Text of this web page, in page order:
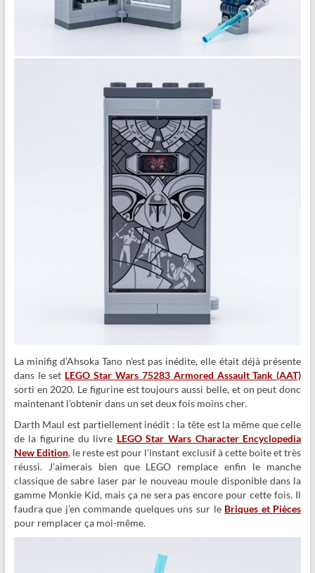
La minifig d’Ahsoka Tano n’est pas inédite, elle était déjà présente
dans le set LEGO Star Wars 75283 Armored Assault Tank (AAT)
sorti en 2020. Le figurine est toujours aussi belle, et on peut donc
maintenant l’obtenir dans un set deux fois moins cher.
Darth Maul est partiellement inédit : la tête est la même que celle
de la figurine du livre LEGO Star Wars Character Encyclopedia
New Edition, le reste est pour l’instant exclusif à cette boite et très
réussi. J’aimerais bien que LEGO remplace enfin le manche
classique de sabre laser par le nouveau moule disponible dans la
gamme Monkie Kid, mais ça ne sera pas encore pour cette fois. Il
faudra que j’en commande quelques uns sur le Briques et Pièces
pour remplacer ça moi-même.